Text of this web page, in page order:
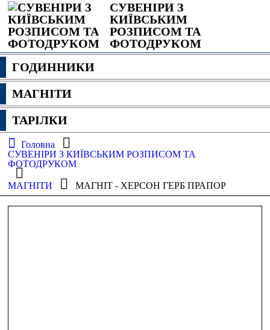
СУВЕНІРИ З
КИЇВСЬКИМ
РОЗПИСОМ ТА
ФОТОДРУКОМ
ГОДИННИКИ
МАГНІТИ
ТАРІЛКИ
Головна
СУВЕНІРИ З КИЇВСЬКИМ РОЗПИСОМ ТА
ФОТОДРУКОМ
МАГНІТИ МАГНІТ - ХЕРСОН ГЕРБ ПРАПОР